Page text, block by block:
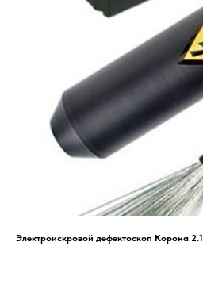
Электроискровой дефектоскоп Корона 2.1